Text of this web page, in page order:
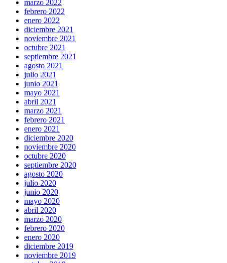
marzo 2022
febrero 2022
enero 2022
diciembre 2021
noviembre 2021
octubre 2021
septiembre 2021
agosto 2021
julio 2021
junio 2021
mayo 2021
abril 2021
marzo 2021
febrero 2021
enero 2021
diciembre 2020
noviembre 2020
octubre 2020
septiembre 2020
agosto 2020
julio 2020
junio 2020
mayo 2020
abril 2020
marzo 2020
febrero 2020
enero 2020
diciembre 2019
noviembre 2019